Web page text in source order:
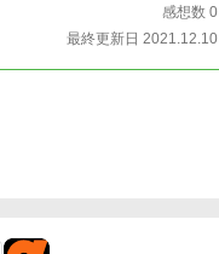
感想数 0
最終更新日 2021.12.10